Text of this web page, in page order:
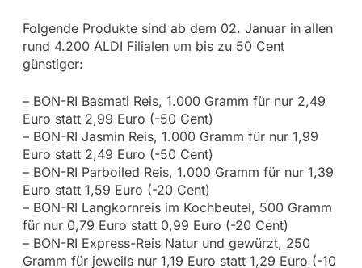
Folgende Produkte sind ab dem 02. Januar in allen
rund 4.200 ALDI Filialen um bis zu 50 Cent
günstiger:
– BON-RI Basmati Reis, 1.000 Gramm für nur 2,49
Euro statt 2,99 Euro (-50 Cent)
– BON-RI Jasmin Reis, 1.000 Gramm für nur 1,99
Euro statt 2,49 Euro (-50 Cent)
– BON-RI Parboiled Reis, 1.000 Gramm für nur 1,39
Euro statt 1,59 Euro (-20 Cent)
– BON-RI Langkornreis im Kochbeutel, 500 Gramm
für nur 0,79 Euro statt 0,99 Euro (-20 Cent)
– BON-RI Express-Reis Natur und gewürzt, 250
Gramm für jeweils nur 1,19 Euro statt 1,29 Euro (-10